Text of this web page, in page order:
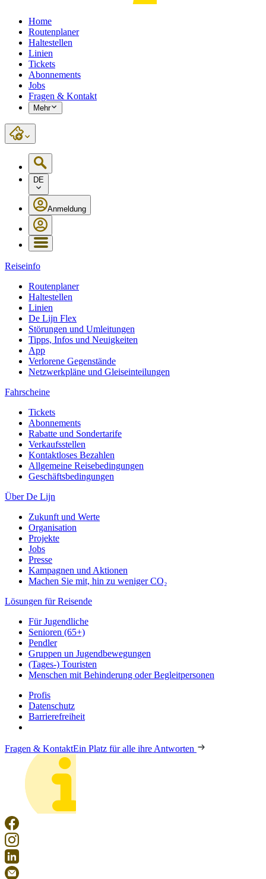
Home
Routenplaner
Haltestellen
Linien
Tickets
Abonnements
Jobs
Fragen & Kontakt
Mehr
DE
Anmeldung
Reiseinfo
Routenplaner
Haltestellen
Linien
De Lijn Flex
Störungen und Umleitungen
Tipps, Infos und Neuigkeiten
App
Verlorene Gegenstände
Netzwerkpläne und Gleiseinteilungen
Fahrscheine
Tickets
Abonnements
Rabatte und Sondertarife
Verkaufsstellen
Kontaktloses Bezahlen
Allgemeine Reisebedingungen
Geschäftsbedingungen
Über De Lijn
Zukunft und Werte
Organisation
Projekte
Jobs
Presse
Kampagnen und Aktionen
Machen Sie mit, hin zu weniger CO₂
Lösungen für Reisende
Für Jugendliche
Senioren (65+)
Pendler
Gruppen un Jugendbewegungen
(Tages-) Touristen
Menschen mit Behinderung oder Begleitpersonen
Profis
Datenschutz
Barrierefreiheit
Fragen & KontaktEin Platz für alle ihre Antworten